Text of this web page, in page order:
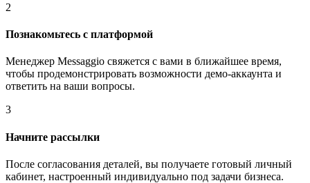
2
Познакомьтесь с платформой
Менеджер Messaggio свяжется с вами в ближайшее время,
чтобы продемонстрировать возможности демо-аккаунта и
ответить на ваши вопросы.
3
Начните рассылки
После согласования деталей, вы получаете готовый личный
кабинет, настроенный индивидуально под задачи бизнеса.